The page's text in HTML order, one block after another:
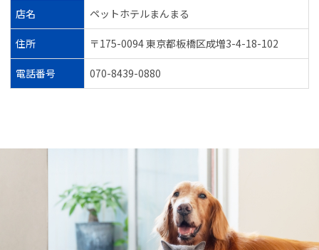
店名 ペットホテルまんまる
住所 〒175-0094 東京都板橋区成増3-4-18-102
電話番号 070-8439-0880